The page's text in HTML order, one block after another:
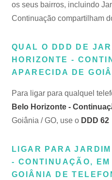
os seus bairros, incluindo
Continuação compartilham
QUAL O DDD DE
HORIZONTE -
APARECIDA DE
Para ligar para qualquel
Belo Horizonte -
Goiânia / GO, use o DDD 62
LIGAR PARA
- CONTINUAÇÃO,
GOIÂNIA DE